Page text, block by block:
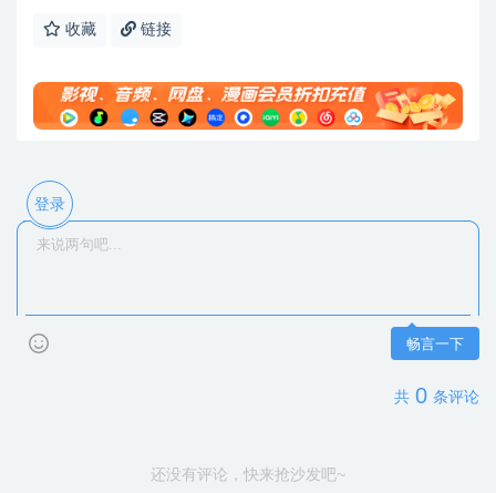
收藏 链接
登录
畅言一下
共 0 条评论
还没有评论，快来抢沙发吧~